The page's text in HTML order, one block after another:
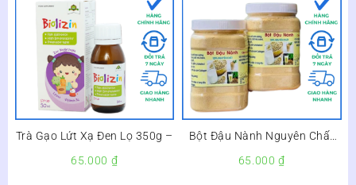
Trà Gạo Lứt Xạ Đen Lọ 350g –
65.000 ₫
Bột Đậu Nành Nguyên Chất
100% Hộp 500g –
65.000₫